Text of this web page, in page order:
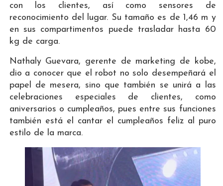
con los clientes, así como sensores de
reconocimiento del lugar. Su tamaño es de 1,46 m y
en sus compartimentos puede trasladar hasta 60
kg de carga.
Nathaly Guevara, gerente de marketing de kobe,
dio a conocer que el robot no solo desempeñará el
papel de mesera, sino que también se unirá a las
celebraciones especiales de clientes, como
aniversarios o cumpleaños, pues entre sus funciones
también está el cantar el cumpleaños feliz al puro
estilo de la marca.